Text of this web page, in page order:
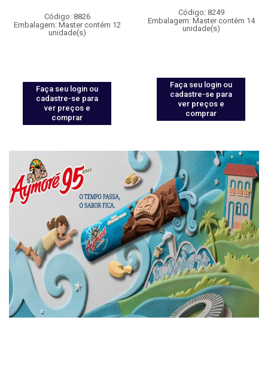
Código: 8826
Embalagem: Master contém 12
unidade(s)
Faça seu login ou
cadastre-se para
ver preços e
comprar
Código: 8249
Embalagem: Master contém 14
unidade(s)
Faça seu login ou
cadastre-se para
ver preços e
comprar